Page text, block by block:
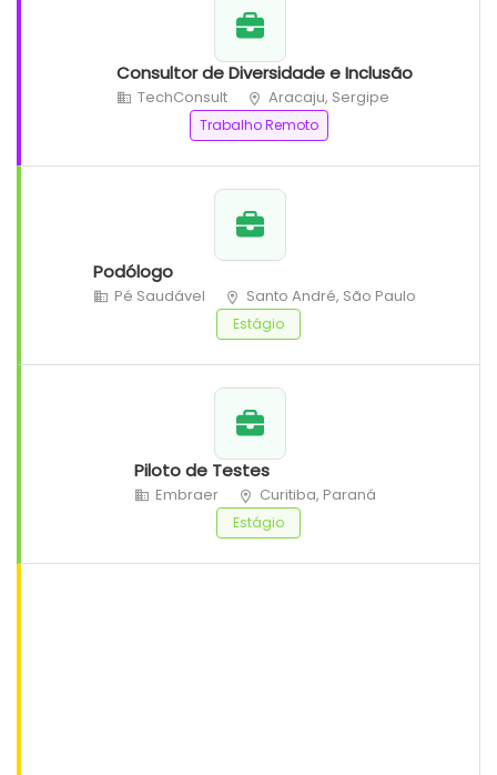
Consultor de Diversidade e Inclusão
TechConsult Aracaju, Sergipe
Trabalho Remoto
Podólogo
Pé Saudável Santo André, São Paulo
Estágio
Piloto de Testes
Embraer Curitiba, Paraná
Estágio